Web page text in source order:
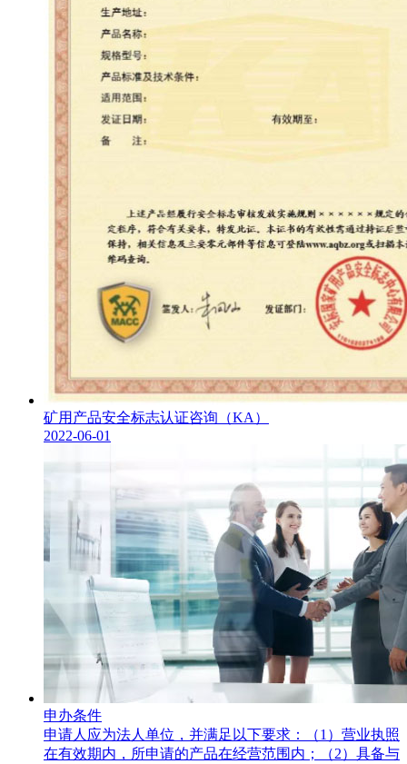
矿用产品安全标志认证咨询（KA）
2022-06-01
申办条件
申请人应为法人单位，并满足以下要求：（1）营业执照
在有效期内，所申请的产品在经营范围内；（2）具备与